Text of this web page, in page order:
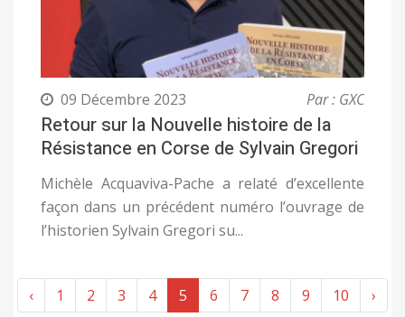
09 Décembre 2023 Par : GXC
Retour sur la Nouvelle histoire de la
Résistance en Corse de Sylvain Gregori
Michèle Acquaviva-Pache a relaté d’excellente
façon dans un précédent numéro l’ouvrage de
l’historien Sylvain Gregori su...
‹ 1 2 3 4 5 6 7 8 9 10 ›